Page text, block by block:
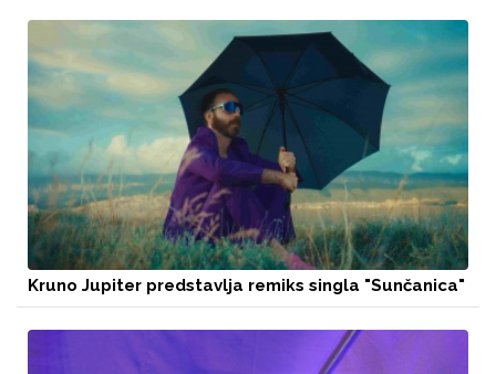
Kruno Jupiter predstavlja remiks singla "Sunčanica"